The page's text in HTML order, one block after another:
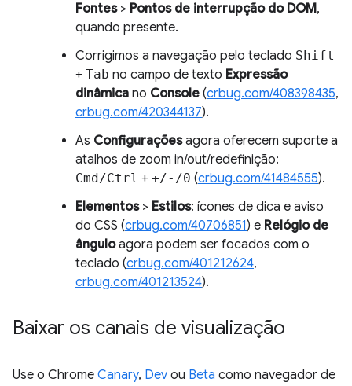
Fontes> Pontos de interrupção do DOM,
quando presente.
Corrigimos a navegação pelo teclado Shift
+ Tab no campo de texto Expressão
dinâmica no Console (crbug.com/408398435,
crbug.com/420344137).
As Configuraçõesagora oferecem suporte a
atalhos de zoom in/out/redefinição:
Cmd/Ctrl + +/-/0 (crbug.com/41484555).
Elementos> Estilos: ícones de dica e aviso
do CSS (crbug.com/40706851) e Relógio de
ânguloagora podem ser focados com o
teclado (crbug.com/401212624,
crbug.com/401213524).
Baixar os canais de visualização
Use o Chrome Canary, Dev ou Beta como navegador de